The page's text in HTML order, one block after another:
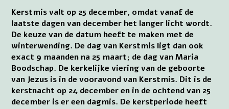
Kerstmis valt op 25 december, omdat vanaf de
laatste dagen van december het langer licht wordt.
De keuze van de datum heeft te maken met de
winterwending. De dag van Kerstmis ligt dan ook
exact 9 maanden na 25 maart; de dag van Maria
Boodschap. De kerkelijke viering van de geboorte
van Jezus is in de vooravond van Kerstmis. Dit is de
kerstnacht op 24 december en in de ochtend van 25
december is er een dagmis. De kerstperiode heeft